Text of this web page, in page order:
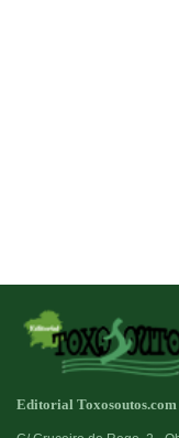
Editorial Toxosoutos.com